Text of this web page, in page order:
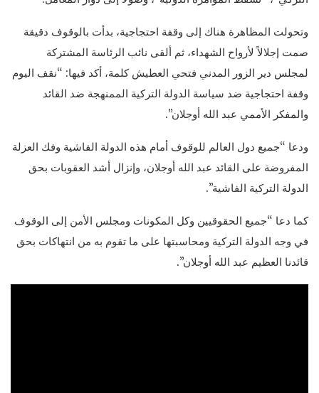
وتحولت المظاهرة هناك إلى وقفة احتجاجية، بدأت بالوقوف دقيقة
صمت إجلالاً لأرواح الشهداء، ثم ألقى نائب الرئاسة المشتركة
لمجلس دير الزور المدني فتحي العطيش كلمة، أكد فيها: “نقف اليوم
وقفة احتجاجية ضد سياسة الدولة التركية الممنهجة ضد القائد
والمفكر الأممي عبد الله أوجلان”.
ودعا “جميع دول العالم للوقوف أمام هذه الدولة الفاشية وفك العزلة
المفروضة على القائد عبد الله أوجلان، وإنزال أشد العقوبات بحق
الدولة التركية الفاشية”.
كما دعا “جميع الحقوقيين وكل المكونات ومجلس الأمن إلى الوقوف
في وجه الدولة التركية ومحاسبتها على ما تقوم به من انتهاكات بحق
قائدنا العظيم عبد الله أوجلان”.